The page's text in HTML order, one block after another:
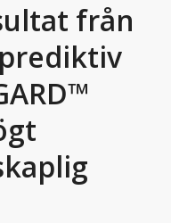
från